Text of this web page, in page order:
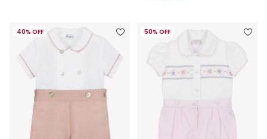
40% OFF 50% OFF